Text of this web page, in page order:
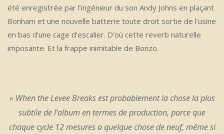
été enregistrée par l’ingénieur du son Andy Johns en plaçant
Bonham et une nouvelle batterie toute droit sortie de l’usine
en bas d’une cage d’escalier. D’où cette reverb naturelle
imposante. Et la frappe inimitable de Bonzo.
« When the Levee Breaksest probablement la chose la plus
subtile de l’album en termes de production, parce que
chaque cycle 12 mesures a quelque chose de neuf, même si